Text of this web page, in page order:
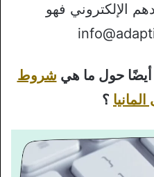
الإلكتروني فهو
أيضًا حول ما هي شروط
؟